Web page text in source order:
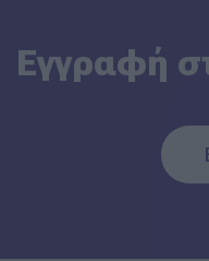
Εγγραφή